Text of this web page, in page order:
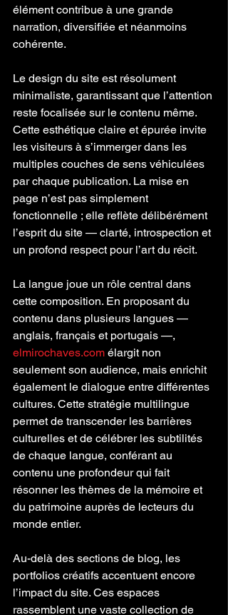
élément contribue à une grande
narration, diversifiée et néanmoins
cohérente.
Le design du site est résolument
minimaliste, garantissant que l’attention
reste focalisée sur le contenu même.
Cette esthétique claire et épurée invite
les visiteurs à s’immerger dans les
multiples couches de sens véhiculées
par chaque publication. La mise en
page n’est pas simplement
fonctionnelle ; elle reflète délibérément
l’esprit du site — clarté, introspection et
un profond respect pour l’art du récit.
La langue joue un rôle central dans
cette composition. En proposant du
contenu dans plusieurs langues —
anglais, français et portugais —,
elmirochaves.com élargit non
seulement son audience, mais enrichit
également le dialogue entre différentes
cultures. Cette stratégie multilingue
permet de transcender les barrières
culturelles et de célébrer les subtilités
de chaque langue, conférant au
contenu une profondeur qui fait
résonner les thèmes de la mémoire et
du patrimoine auprès de lecteurs du
monde entier.
Au-delà des sections de blog, les
portfolios créatifs accentuent encore
l’impact du site. Ces espaces
rassemblent une vaste collection de